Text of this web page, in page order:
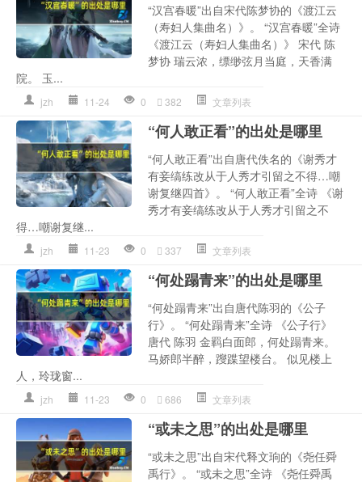
“汉宫春暖”出自宋代陈梦协的《渡江云
（寿妇人集曲名）》。 “汉宫春暖”全诗
《渡江云（寿妇人集曲名）》 宋代 陈
梦协 瑞云浓，缥缈弦月当庭，天香满
院。 玉...
jzh 11-24 0 382 文章列表
“何人敢正看”的出处是哪里
“何人敢正看”出自唐代佚名的《谢秀才
有妾缟练改从于人秀才引留之不得…嘲
谢复继四首》。 “何人敢正看”全诗 《谢
秀才有妾缟练改从于人秀才引留之不
得…嘲谢复继...
jzh 11-23 0 337 文章列表
“何处蹋青来”的出处是哪里
“何处蹋青来”出自唐代陈羽的《公子
行》。 “何处蹋青来”全诗 《公子行》
唐代 陈羽 金羁白面郎，何处蹋青来。
马娇郎半醉，躞蹀望楼台。 似见楼上
人，玲珑窗...
jzh 11-23 0 686 文章列表
“或未之思”的出处是哪里
“或未之思”出自宋代释文珦的《尧任舜
禹行》。 “或未之思”全诗 《尧任舜禹